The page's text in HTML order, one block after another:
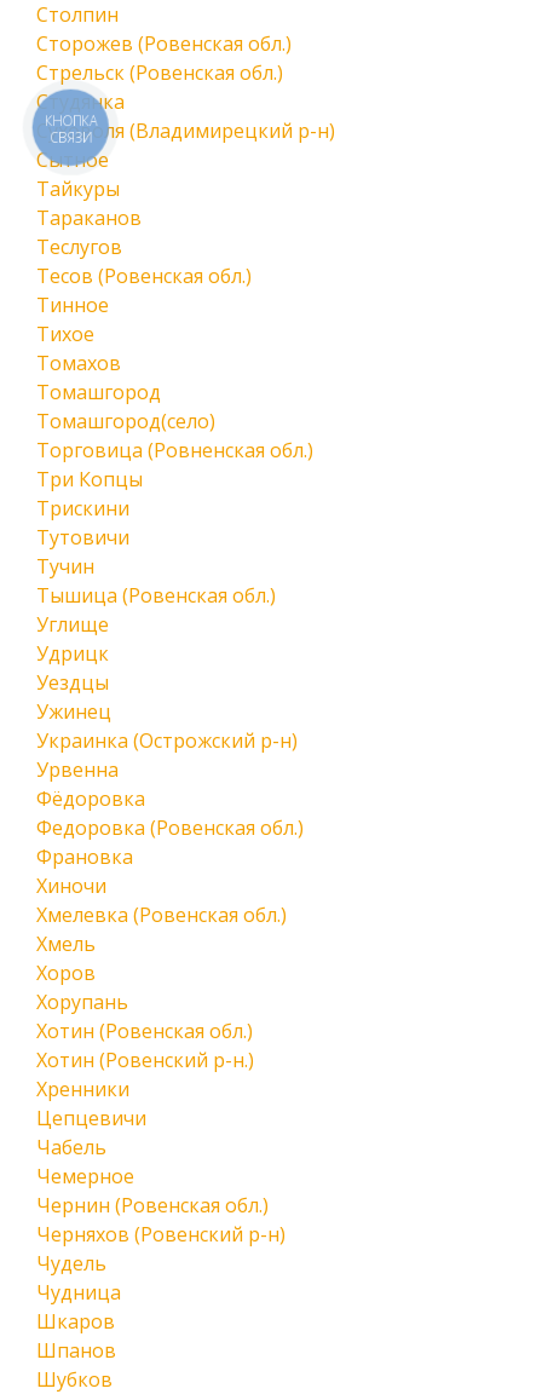
Столпин
Сторожев (Ровенская обл.)
Стрельск (Ровенская обл.)
Студянка
Суховоля (Владимирецкий р-н)
Сытное
Тайкуры
Тараканов
Теслугов
Тесов (Ровенская обл.)
Тинное
Тихое
Томахов
Томашгород
Томашгород(село)
Торговица (Ровненская обл.)
Три Копцы
Трискини
Тутовичи
Тучин
Тышица (Ровенская обл.)
Углище
Удрицк
Уездцы
Ужинец
Украинка (Острожский р-н)
Урвенна
Фёдоровка
Федоровка (Ровенская обл.)
Франовка
Хиночи
Хмелевка (Ровенская обл.)
Хмель
Хоров
Хорупань
Хотин (Ровенская обл.)
Хотин (Ровенский р-н.)
Хренники
Цепцевичи
Чабель
Чемерное
Чернин (Ровенская обл.)
Черняхов (Ровенский р-н)
Чудель
Чудница
Шкаров
Шпанов
Шубков
КНОПКА
СВЯЗИ